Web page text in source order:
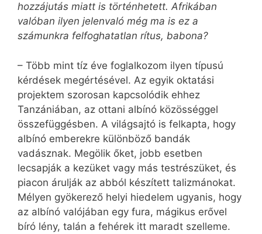
hozzájutás miatt is történhetett. Afrikában
valóban ilyen jelenvaló még ma is ez a
számunkra felfoghatatlan rítus, babona?
– Több mint tíz éve foglalkozom ilyen típusú
kérdések megértésével. Az egyik oktatási
projektem szorosan kapcsolódik ehhez
Tanzániában, az ottani albínó közösséggel
összefüggésben. A világsajtó is felkapta, hogy
albínó emberekre különböző bandák
vadásznak. Megölik őket, jobb esetben
lecsapják a kezüket vagy más testrészüket, és
piacon árulják az abból készített talizmánokat.
Mélyen gyökerező helyi hiedelem ugyanis, hogy
az albínó valójában egy fura, mágikus erővel
bíró lény, talán a fehérek itt maradt szelleme.